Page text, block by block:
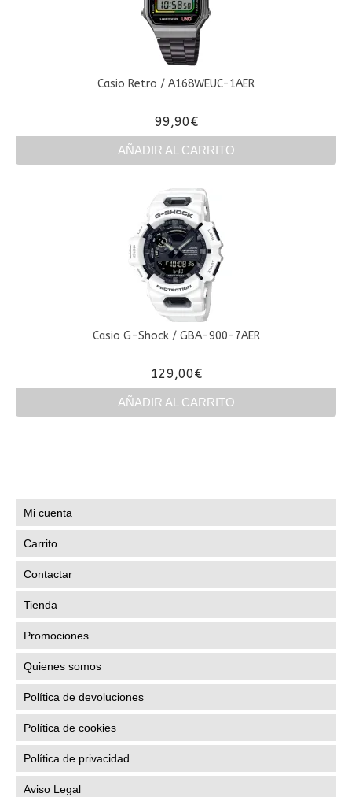
Casio Retro / A168WEUC-1AER
99,90€
AÑADIR AL CARRITO
Casio G-Shock / GBA-900-7AER
129,00€
AÑADIR AL CARRITO
Mi cuenta
Carrito
Contactar
Tienda
Promociones
Quienes somos
Política de devoluciones
Política de cookies
Política de privacidad
Aviso Legal